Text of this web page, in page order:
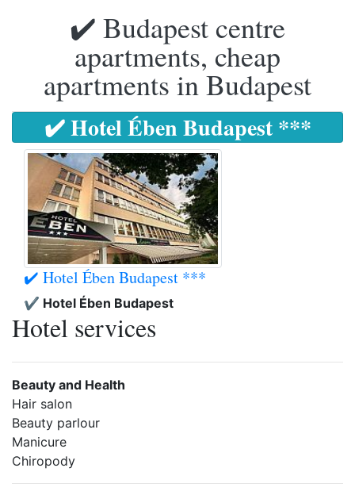
✔️ Budapest centre
apartments, cheap
apartments in Budapest
✔️ Hotel Ében Budapest ***
✔️ Hotel Ében Budapest ***
✔️ Hotel Ében Budapest
Hotel services
Beauty and Health
Hair salon
Beauty parlour
Manicure
Chiropody